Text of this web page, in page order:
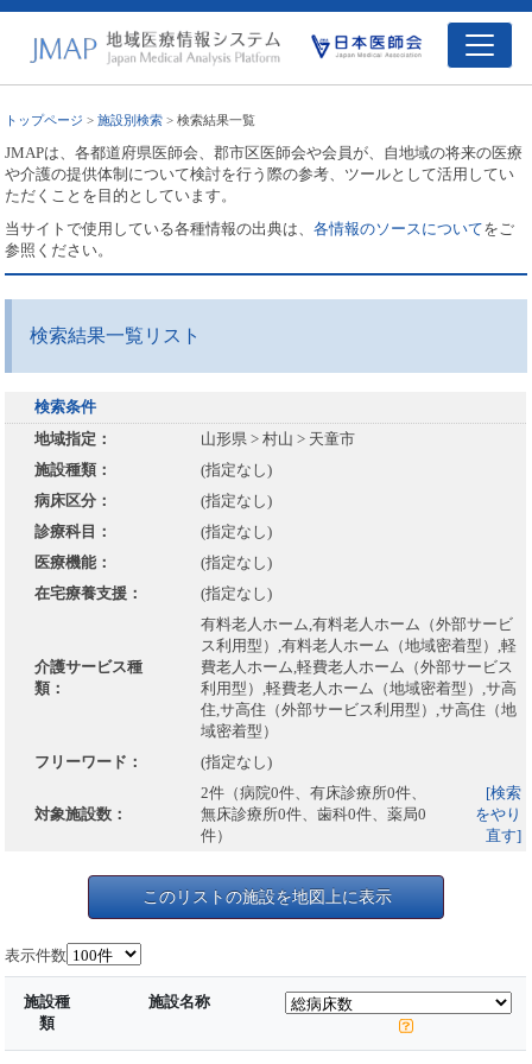
トップページ >施設別検索 > 検索結果一覧
JMAPは、各都道府県医師会、郡市区医師会や会員が、自地域の将来の医療
や介護の提供体制について検討を行う際の参考、ツールとして活用してい
ただくことを目的としています。
当サイトで使用している各種情報の出典は、各情報のソースについてをご
参照ください。
検索結果一覧リスト
検索条件
地域指定：
山形県 > 村山 > 天童市
施設種類：
(指定なし)
病床区分：
(指定なし)
診療科目：
(指定なし)
医療機能：
(指定なし)
在宅療養支援：
(指定なし)
介護サービス種
類：
有料老人ホーム,有料老人ホーム（外部サービ
ス利用型）,有料老人ホーム（地域密着型）,軽
費老人ホーム,軽費老人ホーム（外部サービス
利用型）,軽費老人ホーム（地域密着型）,サ高
住,サ高住（外部サービス利用型）,サ高住（地
域密着型）
フリーワード：
(指定なし)
対象施設数：
2件（病院0件、有床診療所0件、
無床診療所0件、歯科0件、薬局0
件）
[検索
をやり
直す]
このリストの施設を地図上に表示
表示件数
施設種
類
施設名称